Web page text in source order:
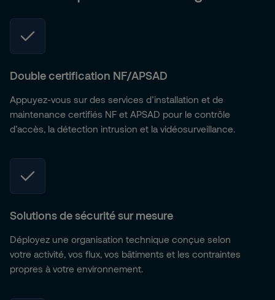
Double certification NF/APSAD
Appuyez-vous sur des services d’installation et de
maintenance certifiés NF et APSAD pour le contrôle
d’accès, la détection intrusion et la vidéosurveillance.
Solutions de sécurité sur mesure
Déployez une organisation technique conçue selon
votre activité, vos flux, vos bâtiments et les contraintes
propres à votre environnement.